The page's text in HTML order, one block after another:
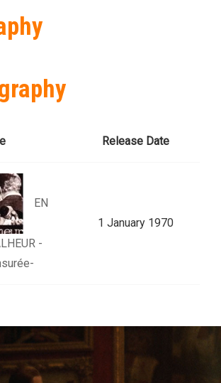
Release Date
EN
-
1 January 1970